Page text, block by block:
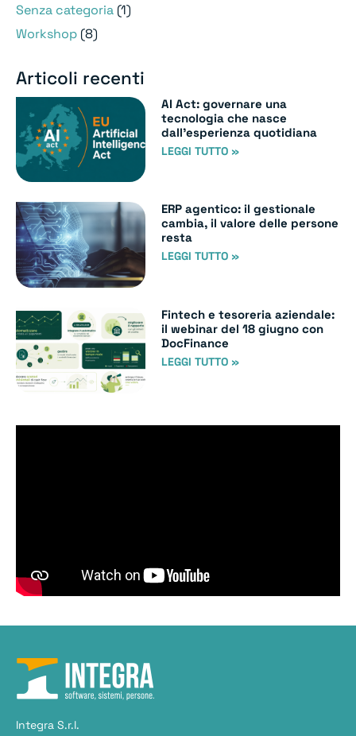
Senza categoria (1)
Workshop (8)
Articoli recenti
AI Act: governare una
tecnologia che nasce
dall’esperienza quotidiana
LEGGI TUTTO »
ERP agentico: il gestionale
cambia, il valore delle persone
resta
LEGGI TUTTO »
Fintech e tesoreria aziendale:
il webinar del 18 giugno con
DocFinance
LEGGI TUTTO »
Integra S.r.l.